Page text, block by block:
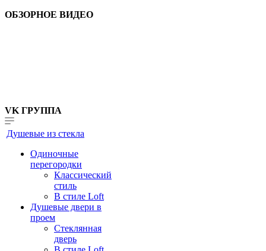
ОБЗОРНОЕ ВИДЕО
VK ГРУППА
Душевые из стекла
Одиночные
перегородки
Классический
стиль
В стиле Loft
Душевые двери в
проем
Стеклянная
дверь